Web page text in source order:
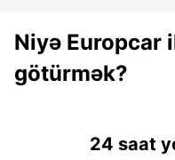
Niyə Europcar
götürmək?
24 saat